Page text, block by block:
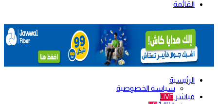
القائمة
الرئيسية
سياسة الخصوصية
مباشر LIVE